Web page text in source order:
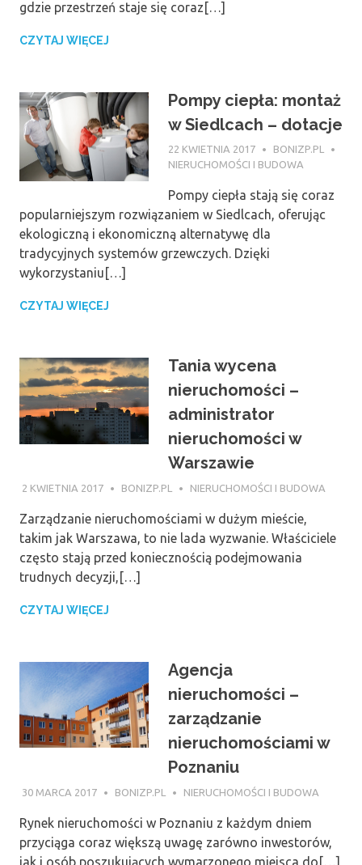
gdzie przestrzeń staje się coraz[…]
CZYTAJ WIĘCEJ
Pompy ciepła: montaż
w Siedlcach – dotacje
22 KWIETNIA 2017
BONIZP.PL
NIERUCHOMOŚCI I BUDOWA
Pompy ciepła stają się coraz
popularniejszym rozwiązaniem w Siedlcach, oferując
ekologiczną i ekonomiczną alternatywę dla
tradycyjnych systemów grzewczych. Dzięki
wykorzystaniu[…]
CZYTAJ WIĘCEJ
Tania wycena
nieruchomości –
administrator
nieruchomości w
Warszawie
2 KWIETNIA 2017 BONIZP.PL NIERUCHOMOŚCI I BUDOWA
Zarządzanie nieruchomościami w dużym mieście,
takim jak Warszawa, to nie lada wyzwanie. Właściciele
często stają przed koniecznością podejmowania
trudnych decyzji,[…]
CZYTAJ WIĘCEJ
Agencja
nieruchomości –
zarządzanie
nieruchomościami w
Poznaniu
30 MARCA 2017 BONIZP.PL NIERUCHOMOŚCI I BUDOWA
Rynek nieruchomości w Poznaniu z każdym dniem
przyciąga coraz większą uwagę zarówno inwestorów,
jak i osób poszukujących wymarzonego miejsca do[…]